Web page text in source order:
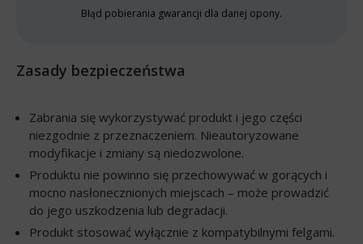
Błąd pobierania gwarancji dla danej opony.
Zasady bezpieczeństwa
Zabrania się wykorzystywać produkt i jego części
niezgodnie z przeznaczeniem. Nieautoryzowane
modyfikacje i zmiany są niedozwolone.
Produktu nie powinno się przechowywać w gorących i
mocno nasłonecznionych miejscach – może prowadzić
do jego uszkodzenia lub degradacji.
Produkt stosować wyłącznie z kompatybilnymi felgami.